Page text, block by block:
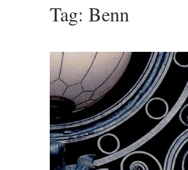
Tag: Benn